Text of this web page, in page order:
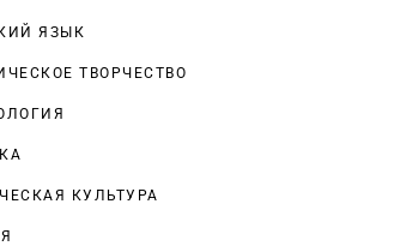
ЯЗЫК
ТВОРЧЕСТВО
КУЛЬТУРА